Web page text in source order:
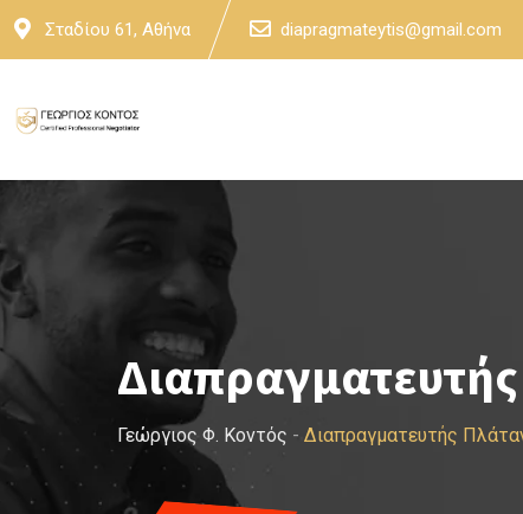
Skip
Σταδίου 61, Αθήνα diapragmateytis@gmail.com
Γεώργιος Φ. Κοντός - Διαπραγματευτής